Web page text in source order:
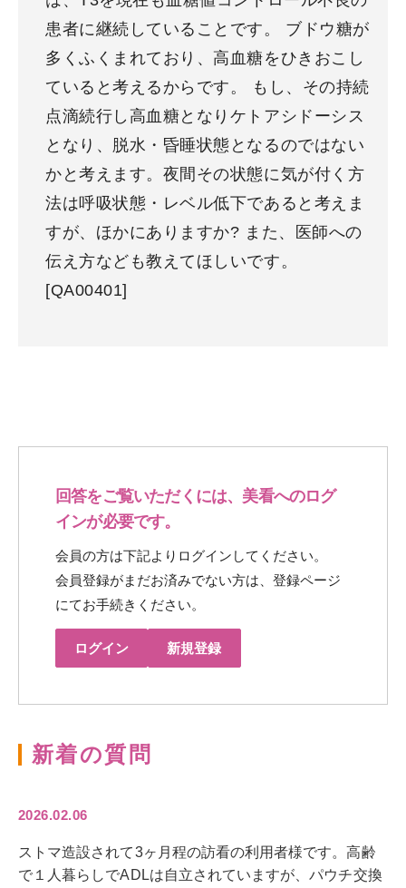
患者に継続していることです。 ブドウ糖が
多くふくまれており、高血糖をひきおこし
ていると考えるからです。 もし、その持続
点滴続行し高血糖となりケトアシドーシス
となり、脱水・昏睡状態となるのではない
かと考えます。夜間その状態に気が付く方
法は呼吸状態・レベル低下であると考えま
すが、ほかにありますか? また、医師への
伝え方なども教えてほしいです。
[QA00401]
回答をご覧いただくには、美看へのログ
インが必要です。
会員の方は下記よりログインしてください。
会員登録がまだお済みでない方は、登録ページ
にてお手続きください。
ログイン 新規登録
新着の質問
2026.02.06
ストマ造設されて3ヶ月程の訪看の利用者様です。高齢
で１人暮らしでADLは自立されていますが、パウチ交換